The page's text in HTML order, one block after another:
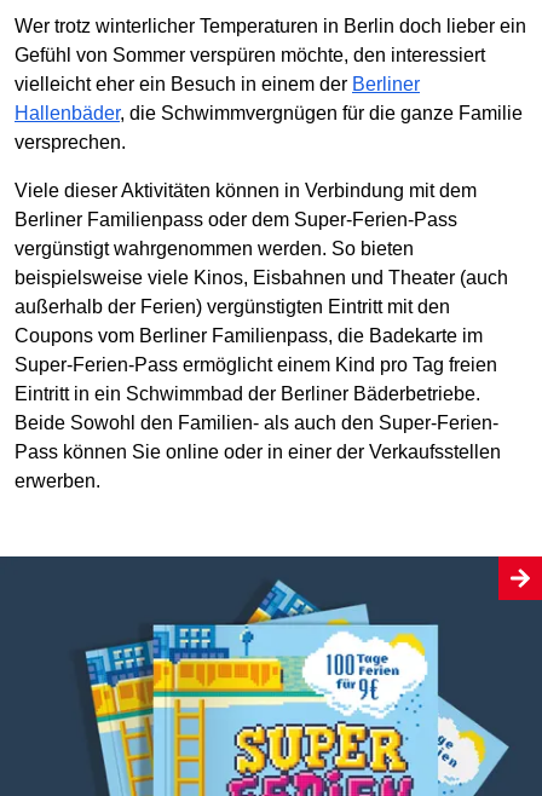
Wer trotz winterlicher Temperaturen in Berlin doch lieber ein
Gefühl von Sommer verspüren möchte, den interessiert
vielleicht eher ein Besuch in einem der Berliner
Hallenbäder, die Schwimmvergnügen für die ganze Familie
versprechen.
Viele dieser Aktivitäten können in Verbindung mit dem
Berliner Familienpass oder dem Super-Ferien-Pass
vergünstigt wahrgenommen werden. So bieten
beispielsweise viele Kinos, Eisbahnen und Theater (auch
außerhalb der Ferien) vergünstigten Eintritt mit den
Coupons vom Berliner Familienpass, die Badekarte im
Super-Ferien-Pass ermöglicht einem Kind pro Tag freien
Eintritt in ein Schwimmbad der Berliner Bäderbetriebe.
Beide Sowohl den Familien- als auch den Super-Ferien-
Pass können Sie online oder in einer der Verkaufsstellen
erwerben.